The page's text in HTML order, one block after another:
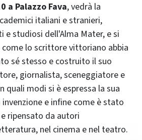
a Palazzo Fava, vedrà la
italiani e stranieri,
studiosi dell'Alma Mater, e si
lo scrittore vittoriano abbia
sé stesso e costruito il suo
giornalista, sceneggiatore e
modi si è espressa la sua
e infine come è stato
ripensato da autori
nel cinema e nel teatro.